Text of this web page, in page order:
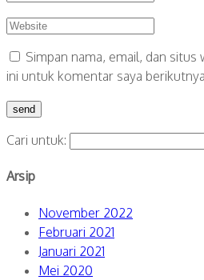
Simpan nama, email, dan situs
ini untuk komentar saya
Cari untuk:
Arsip
November 2022
Februari 2021
Januari 2021
Mei 2020